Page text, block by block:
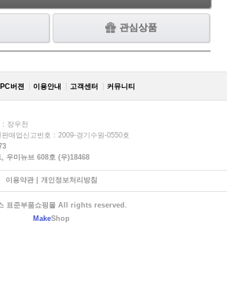
관심상품
PC버젼 이용안내 고객센터 커뮤니티
장우천
매업신고번호 : 2009-경기수원-0550호
우미뉴브 608호 (우)18468
이용약관| 개인정보처리방침
표준부품쇼핑몰 All rights reserved.
MakeShop